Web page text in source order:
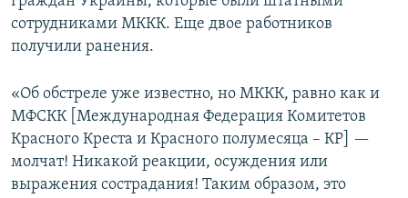
сотрудниками МККК. Еще двое работников
получили ранения.
«Об обстреле уже известно, но МККК, равно как и
МФСКК [Международная Федерация Комитетов
Красного Креста и Красного полумесяца – КР] —
молчат! Никакой реакции, осуждения или
выражения сострадания! Таким образом, это